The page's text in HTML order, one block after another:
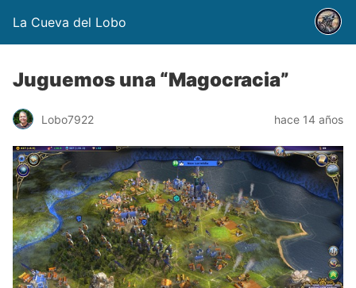
La Cueva del Lobo
Juguemos una “Magocracia”
Lobo7922 hace 14 años